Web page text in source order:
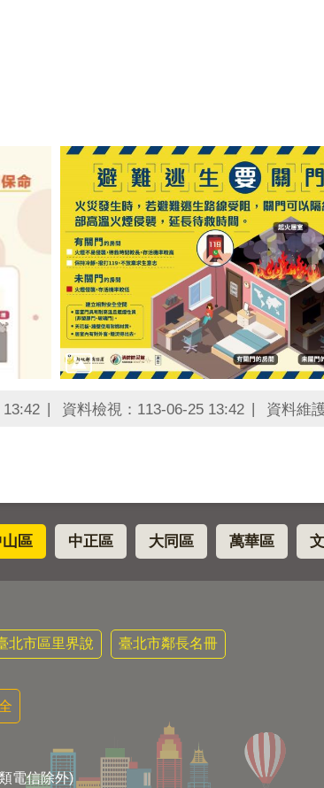
資料檢視：113-06-25 13:42 資料維
山區 中正區 大同區 萬華區
北市區里界說 臺北市鄰長名冊
電信除外)